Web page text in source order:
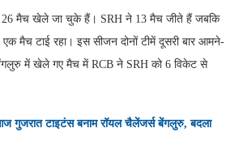
26 मैच खेले जा चुके हैं। SRH ने 13 मैच जीते हैं जबकि
मैच टाई रहा। इस सीजन दोनों टीमें दूसरी बार आमने-
बेंगलुरु में खेले गए मैच में RCB ने SRH को 6 विकेट से
गुजरात टाइटंस बनाम रॉयल चैलेंजर्स बेंगलुरु, बदला